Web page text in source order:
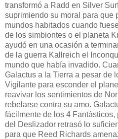
transformó a Radd en Silver
suprimiendo su moral para que
mundos habitados cuando
de los simbiontes o el planeta
ayudó en una ocasión a
de la guerra Kallreich el
mundo que había invadido.
Galactus a la Tierra a pesar de
Vigilante para esconder el
reavivar los sentimientos de
rebelarse contra su amo.
fácilmente de los 4
del Deslizador retrasó lo
para que Reed Richards